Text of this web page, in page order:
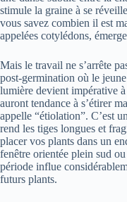
stimule la graine à se
vous savez combien il est
appelées cotylédons,
Mais le travail ne s’arrête
post-germination où le
lumière devient impérative à
auront tendance à s’étirer
appelle “étiolation”. C’est
rend les tiges longues et
placer vos plants dans un
fenêtre orientée plein sud
période influe
futurs plants.